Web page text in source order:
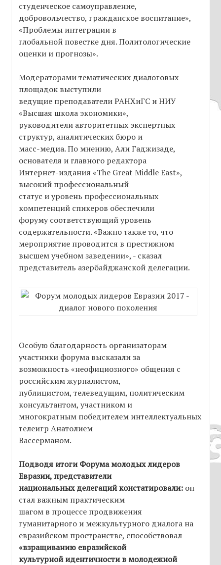
студенческое самоуправление,
добровольчество, гражданское воспитание»,
«Проблемы интеграции в
глобальной повестке дня. Политологические
оценки и прогнозы».
Модераторами тематических диалоговых
площадок выступили
ведущие преподаватели РАНХиГС и НИУ
«Высшая школа экономики»,
руководители авторитетных экспертных
структур, аналитических бюро и
масс-медиа. По мнению, Али Гаджизаде,
основателя и главного редактора
Интернет-издания «The Great Middle East»,
высокий профессиональный
статус и уровень профессиональных
компетенций спикеров обеспечили
форуму соответствующий уровень
содержательности. «Важно также то, что
мероприятие проводится в престижном
высшем учебном заведении», - сказал
представитель азербайджанской делегации.
Особую благодарность организаторам
участники форума высказали за
возможность «неофициозного» общения с
российским журналистом,
публицистом, телеведущим, политическим
консультантом, участником и
многократным победителем интеллектуальных
телеигр Анатолием
Вассерманом.
Подводя итоги Форума молодых лидеров
Евразии, представители
национальных делегаций констатировали: он
стал важным практическим
шагом в процессе продвижения
гуманитарного и межкультурного диалога на
евразийском пространстве, способствовал
«взращиванию евразийской
культурной идентичности в молодежной